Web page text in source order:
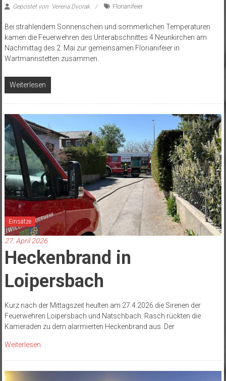
Gepostet von: Verena Dvorak Florianifeier
Bei strahlendem Sonnenschein und sommerlichen Temperaturen
kamen die Feuerwehren des Unterabschnittes 4 Neunkirchen am
Nachmittag des 2. Mai zur gemeinsamen Florianifeier in
Wartmannstetten zusammen.
Weiterlesen
Einsätze
27. April 2026
Heckenbrand in
Loipersbach
Kurz nach der Mittagszeit heulten am 27.4.2026 die Sirenen der
Feuerwehren Loipersbach und Natschbach. Rasch rückten die
Kameraden zu dem alarmierten Heckenbrand aus. Der
Weiterlesen